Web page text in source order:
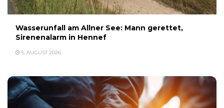
Wasserunfall am Allner See: Mann gerettet,
Sirenenalarm in Hennef
5. AUGUST 2026